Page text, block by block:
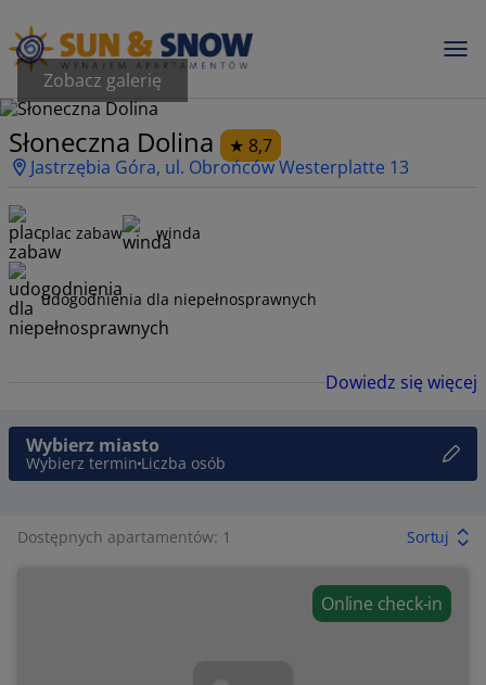
Zobacz galerię
Słoneczna Dolina
8,7
Jastrzębia Góra, ul. Obrońców Westerplatte 13
plac zabaw winda
udogodnienia dla niepełnosprawnych
Dowiedz się więcej
Wybierz miasto
Wybierz termin Liczba osób
Dostępnych apartamentów: 1 Sortuj
Online check-in